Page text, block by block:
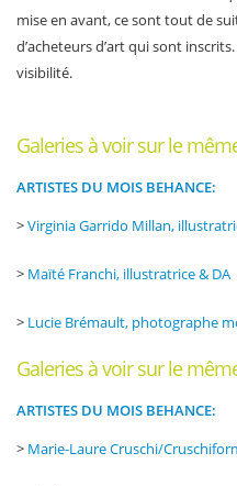
mise en avant, ce sont tout de
d’acheteurs d’art qui sont
visibilité.
Galeries à voir sur le
ARTISTES DU MOIS BEHANCE:
>Virginia Garrido Millan,
> Maïté Franchi, illustratrice & DA
> Lucie Brémault, photographe
Galeries à voir sur le
ARTISTES DU MOIS BEHANCE:
> Marie-Laure Cruschi/